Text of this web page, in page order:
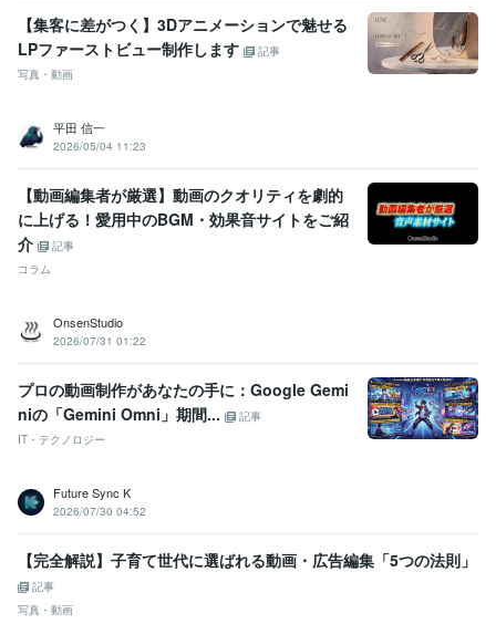
【集客に差がつく】3Dアニメーションで魅せる
LPファーストビュー制作します
記事
写真・動画
平田 信一
2026/05/04 11:23
【動画編集者が厳選】動画のクオリティを劇的
に上げる！愛用中のBGM・効果音サイトをご紹
介
記事
コラム
OnsenStudio
2026/07/31 01:22
プロの動画制作があなたの手に：Google Gemi
niの「Gemini Omni」期間...
記事
IT・テクノロジー
Future Sync K
2026/07/30 04:52
【完全解説】子育て世代に選ばれる動画・広告編集「5つの法則」
記事
写真・動画